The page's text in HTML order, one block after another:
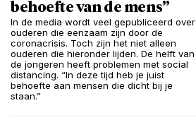
behoefte van de mens”
In de media wordt veel gepubliceerd over
ouderen die eenzaam zijn door de
coronacrisis. Toch zijn het niet alleen
ouderen die hieronder lijden. De helft van
de jongeren heeft problemen met social
distancing. “In deze tijd heb je juist
behoefte aan mensen die dicht bij je
staan.”